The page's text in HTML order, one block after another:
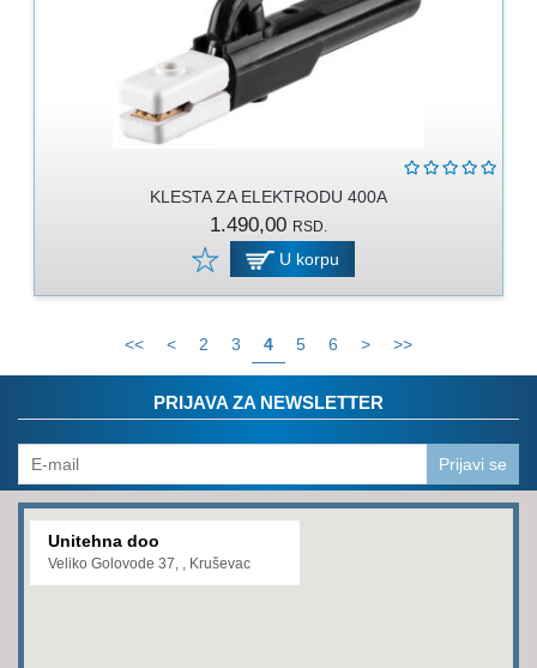
KLESTA ZA ELEKTRODU 400A
1.490,00 RSD.
U korpu
<< < 2 3 4 5 6 > >>
PRIJAVA ZA NEWSLETTER
Prijavi se
Unitehna doo
Veliko Golovode 37, , Kruševac